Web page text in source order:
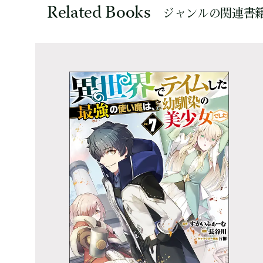
Related Books ジャンルの関連書